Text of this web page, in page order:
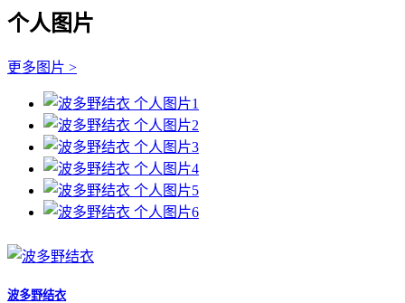
个人图片
更多图片 >
波多野结衣